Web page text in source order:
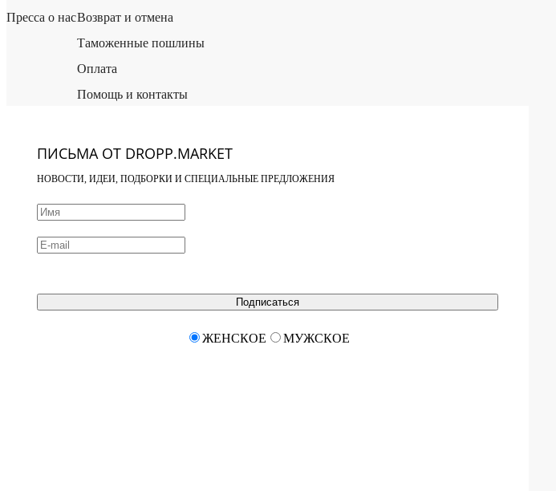
Пресса о насВозврат и отмена
Таможенные пошлины
Оплата
Помощь и контакты
ПИСЬМА ОТ DROPP.MARKET
НОВОСТИ, ИДЕИ, ПОДБОРКИ И СПЕЦИАЛЬНЫЕ ПРЕДЛОЖЕНИЯ
Подписаться
ЖЕНСКОЕ МУЖСКОЕ